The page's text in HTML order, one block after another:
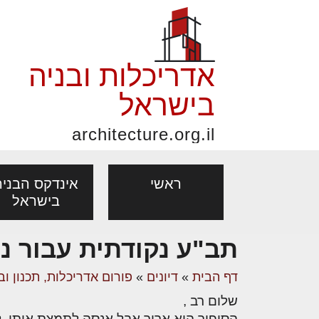
אדריכלות ובניה
בישראל
architecture.org.il
ראשי
אינדקס
בישראל
מקצועותאדריכלות: פרוגרמות,
בנייה
נדל"ן:
פורום אדריכלות, תכנון
ובניה
יעוץ מקצועי לבונים, למשפצים
תב"ע נקודתית עבור
דף הבית » דיונים » פורום אדריכלות, תכנון
שלום רב ,